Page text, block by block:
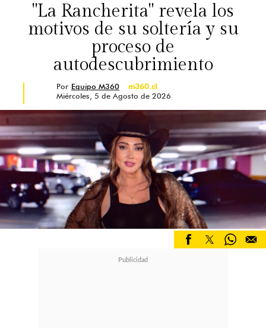
"La Rancherita" revela los
motivos de su soltería y su
proceso de
autodescubrimiento
Por Equipo M360
m360.cl
Miércoles, 5 de Agosto de 2026